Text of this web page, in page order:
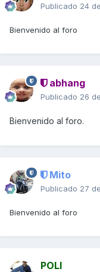
Publicado 24
Bienvenido al foro
abhang
Publicado 26
Bienvenido al foro.
Mito
Publicado 27
Bienvenido al foro
POLI